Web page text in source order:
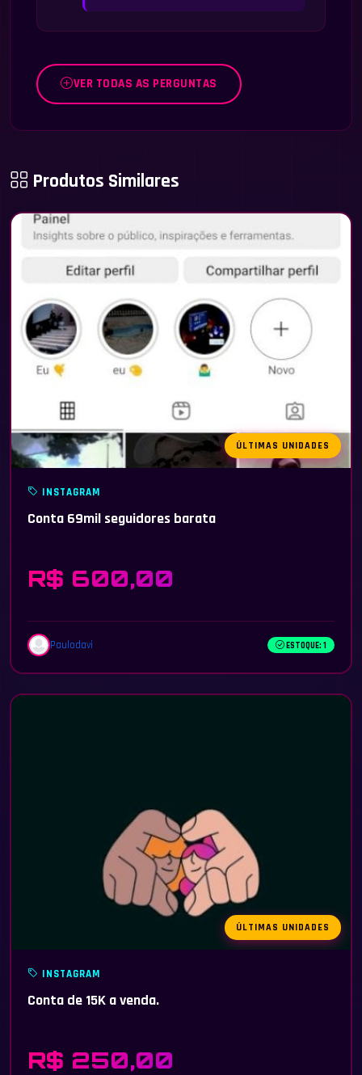
VER TODAS AS PERGUNTAS
Produtos Similares
ÚLTIMAS UNIDADES
INSTAGRAM
Conta 69mil seguidores barata
R$ 600,00
Paulodavi ESTOQUE: 1
ÚLTIMAS UNIDADES
INSTAGRAM
Conta de 15K a venda.
R$ 250,00